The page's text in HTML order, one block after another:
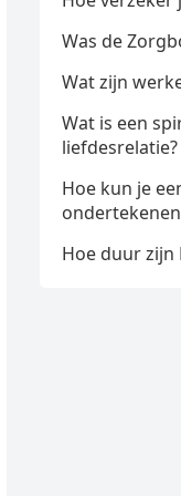
Was de
Wat zijn
Wat is een
liefdesrelatie?
Hoe kun je
Hoe duur zijn